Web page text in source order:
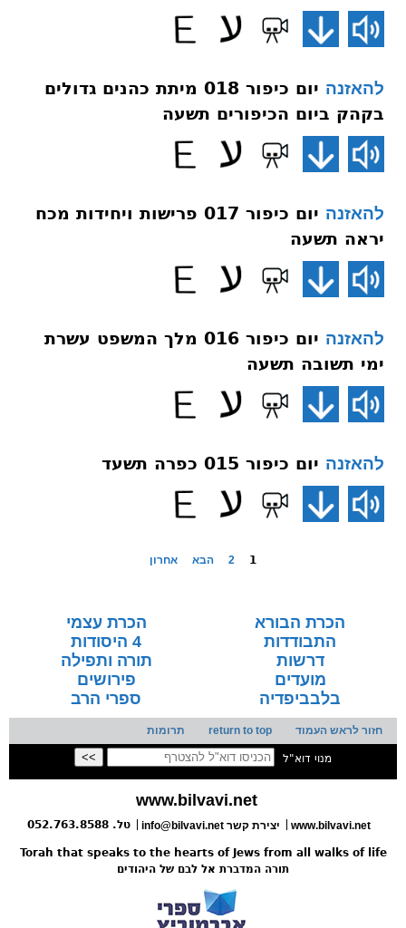
להאזנה
יום כיפור 018 מיתת כהנים גדולים
בקהק ביום הכיפורים תשעה
להאזנה
יום כיפור 017 פרישות ויחידות מכח
יראה תשעה
להאזנה
יום כיפור 016 מלך המשפט עשרת
ימי תשובה תשעה
להאזנה יום כיפור 015 כפרה תשעד
1
2 הבא אחרון
הכרת הבורא
הכרת עצמי
התבודדות
4 היסודות
דרשות
תורה ותפילה
מועדים
פירושים
בלבביפדיה
ספרי הרב
חזור לראש העמוד return to top תרומות
מנוי דוא"ל
www.bilvavi.net
www.bilvavi.net
info@bilvavi.net יצירת קשר טל. 052.763.8588
Torah that speaks to the hearts of Jews from all walks of life
תורה המדברת אל לבם של היהודים